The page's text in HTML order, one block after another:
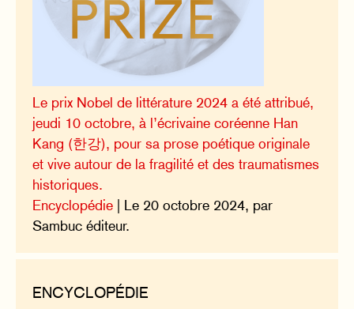
Le prix Nobel de littérature 2024 a été attribué,
jeudi 10 octobre, à l’écrivaine coréenne Han
Kang (한강), pour sa prose poétique originale
et vive autour de la fragilité et des traumatismes
historiques.
Encyclopédie | Le 20 octobre 2024, par
Sambuc éditeur.
ENCYCLOPÉDIE